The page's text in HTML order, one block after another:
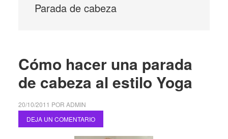
Parada de cabeza
Cómo hacer una parada
de cabeza al estilo Yoga
20/10/2011 POR ADMIN
DEJA UN COMENTARIO